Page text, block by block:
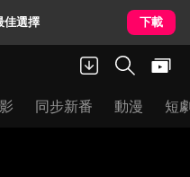
佳選擇 下載
同步新番 動漫 短